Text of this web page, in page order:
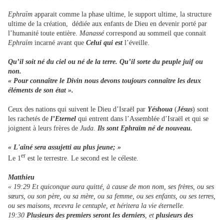
Ephraïm apparait comme la phase ultime, le support ultime, la structure
ultime de la création, dédiée aux enfants de Dieu en devenir porté par
l’humanité toute entière. Manassé correspond au sommeil que connait
Ephraïm incarné avant que Celui qui estl’éveille.
Qu’il soit né du ciel ou né de la terre. Qu’il sorte du peuple juif ou
non.
« Pour connaître le Divin nous devons toujours connaître les deux
éléments de son état ».
Ceux des nations qui suivent le Dieu d’Israël par Yéshoua (Jésus) sont
les rachetés de l’Eternel qui entrent dans l’Assemblée d’Israël et qui se
joignent à leurs frères de Juda. Ils sont Ephraïm né de nouveau.
« L'aîné sera assujetti au plus jeune; »
Le 1 er est le terrestre. Le second est le céleste.
Matthieu
« 19:29 Et quiconque aura quitté, à cause de mon nom, ses frères, ou ses
sœurs, ou son père, ou sa mère, ou sa femme, ou ses enfants, ou ses terres,
ou ses maisons, recevra le centuple, et héritera la vie éternelle.
19:30 Plusieurs des premiers seront les derniers , et plusieurs des